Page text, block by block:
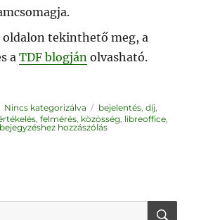
oldalon tekinthető meg, a
aTDF blogján olvasható.
Kategória
Nincs kategorizálva Címke
bejelentés, díj,
,felmérés, közösség, libreoffice,
Újabb
díjat
bejegyzéshez hozzászólás